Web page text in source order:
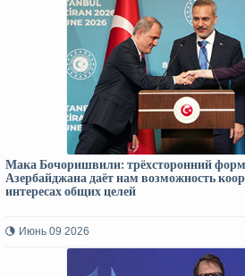
Мака Бочоришвили: трёхсторонний
Азербайджана даёт нам возможность
интересах общих целей
Июнь 09 2026